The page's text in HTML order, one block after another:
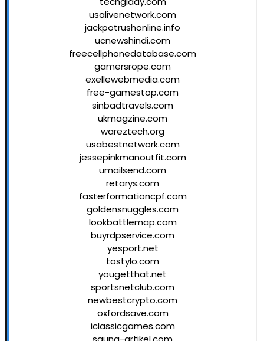
usalivenetwork.com
jackpotrushonline.info
ucnewshindi.com
freecellphonedatabase.com
gamersrope.com
exellewebmedia.com
free-gamestop.com
sinbadtravels.com
ukmagzine.com
wareztech.org
usabestnetwork.com
jessepinkmanoutfit.com
umailsend.com
retarys.com
fasterformationcpf.com
goldensnuggles.com
lookbattlemap.com
buyrdpservice.com
yesport.net
tostylo.com
yougetthat.net
sportsnetclub.com
newbestcrypto.com
oxfordsave.com
iclassicgames.com